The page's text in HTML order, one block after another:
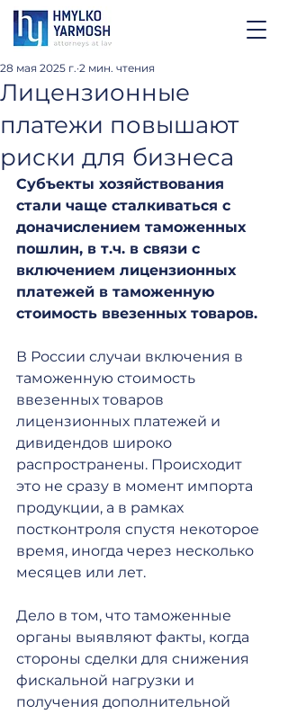
Лицензионные
платежи повышают
риски для бизнеса
28 мая 2025 г. 2 мин. чтения
Субъекты хозяйствования
стали чаще сталкиваться с
доначислением таможенных
пошлин, в т.ч. в связи с
включением лицензионных
платежей в таможенную
стоимость ввезенных товаров.
В России случаи включения в
таможенную стоимость
ввезенных товаров
лицензионных платежей и
дивидендов широко
распространены. Происходит
это не сразу в момент импорта
продукции, а в рамках
постконтроля спустя некоторое
время, иногда через несколько
месяцев или лет.
Дело в том, что таможенные
органы выявляют факты, когда
стороны сделки для снижения
фискальной нагрузки и
получения дополнительной